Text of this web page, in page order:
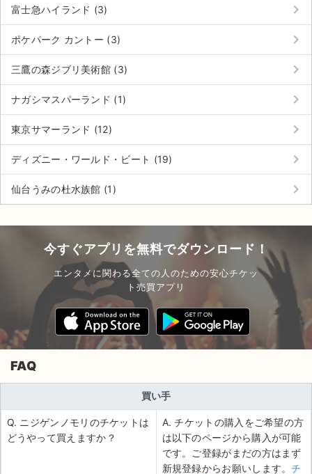
富士急ハイランド (3) keyboard_arrow_right
ポケパーク カントー (3) keyboard_arrow_right
三鷹の森ジブリ美術館 (3) keyboard_arrow_right
ナガシマスパーランド (1) keyboard_arrow_right
東京サマーランド (12) keyboard_arrow_right
ディズニー・ワールド・ビート (19) keyboard_arrow_right
仙台うみの杜水族館 (1) keyboard_arrow_right
今すぐアプリを無料でダウンロード！
エンタメに関わる全ての人のための安心チケッ
ト売買アプリ
FAQ
買い手
Q. ニジゲンノモリのチケットは
どうやって買えますか？
A. チケットの購入をご希望の方
は以下のページから購入が可能
です。ご登録がまだの方はまず
新規登録からお願いします。チ